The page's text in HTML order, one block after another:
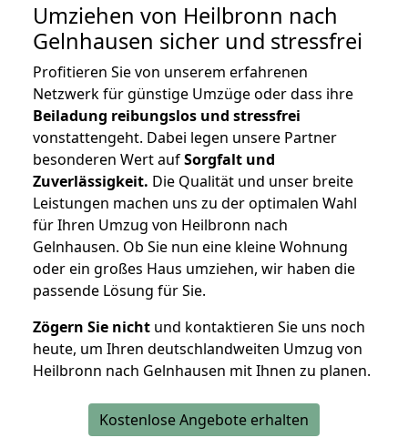
Umziehen von Heilbronn nach
Gelnhausen sicher und stressfrei
Profitieren Sie von unserem erfahrenen
Netzwerk für günstige Umzüge oder dass ihre
Beiladung reibungslos und stressfrei
vonstattengeht. Dabei legen unsere Partner
besonderen Wert aufSorgfalt und
Zuverlässigkeit. Die Qualität und unser breite
Leistungen machen uns zu der optimalen Wahl
für Ihren Umzug von Heilbronn nach
Gelnhausen. Ob Sie nun eine kleine Wohnung
oder ein großes Haus umziehen, wir haben die
passende Lösung für Sie.
Zögern Sie nicht und kontaktieren Sie uns noch
heute, um Ihren deutschlandweiten Umzug von
Heilbronn nach Gelnhausen mit Ihnen zu planen.
Kostenlose Angebote erhalten